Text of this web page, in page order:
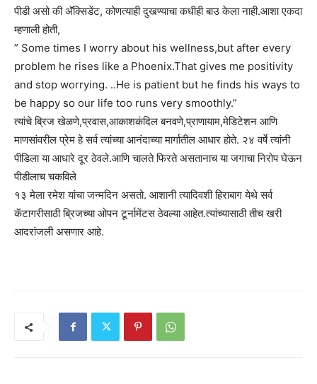
पीडी असो की अ‍ॅक्सिडेंट, कोणत्याही दुखण्याचा कधीही बाउ केला नाही.आशा एकदा
म्हणाली होती,
” Some times I worry about his wellness,but after every
problem he rises like a Phoenix.That gives me positivity
and stop worrying. ..He is patient but he finds his ways to
be happy so our life too runs very smoothly.”
त्यांचे ब्रिज खेळणे,प्रवास,आकाशकंदिल बनवणे,प्राणायाम,मेडिटेशन आणि
माणसांवरील प्रेम हे सर्व त्यांच्या आनंदाच्या मार्गातील आधार होते. २४ वर्षे त्यांनी
पीडिला या आधारे दूर ठेवले.आणि चालते फिरते असतानाच या जगाचा निरोप घेऊन
पीडीलाच चकविले
१३ मेला रमेश यांचा जन्मदिन असतो. आशानी त्यादिवशी हिराबाग येथे सर्व
कॅटागरीसाठी ब्रिजच्या ओपन टूर्नामेंटस ठेवल्या आहेत.त्यांच्यासाठी तीच खरी
आदरांजली असणार आहे.